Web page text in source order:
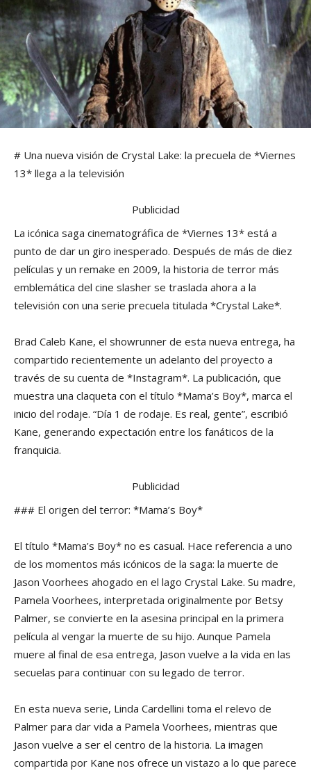
# Una nueva visión de Crystal Lake: la precuela de *Viernes
13* llega a la televisión
Publicidad
La icónica saga cinematográfica de *Viernes 13* está a
punto de dar un giro inesperado. Después de más de diez
películas y un remake en 2009, la historia de terror más
emblemática del cine slasher se traslada ahora a la
televisión con una serie precuela titulada *Crystal Lake*.
Brad Caleb Kane, el showrunner de esta nueva entrega, ha
compartido recientemente un adelanto del proyecto a
través de su cuenta de *Instagram*. La publicación, que
muestra una claqueta con el título *Mama’s Boy*, marca el
inicio del rodaje. “Día 1 de rodaje. Es real, gente”, escribió
Kane, generando expectación entre los fanáticos de la
franquicia.
Publicidad
### El origen del terror: *Mama’s Boy*
El título *Mama’s Boy* no es casual. Hace referencia a uno
de los momentos más icónicos de la saga: la muerte de
Jason Voorhees ahogado en el lago Crystal Lake. Su madre,
Pamela Voorhees, interpretada originalmente por Betsy
Palmer, se convierte en la asesina principal en la primera
película al vengar la muerte de su hijo. Aunque Pamela
muere al final de esa entrega, Jason vuelve a la vida en las
secuelas para continuar con su legado de terror.
En esta nueva serie, Linda Cardellini toma el relevo de
Palmer para dar vida a Pamela Voorhees, mientras que
Jason vuelve a ser el centro de la historia. La imagen
compartida por Kane nos ofrece un vistazo a lo que parece